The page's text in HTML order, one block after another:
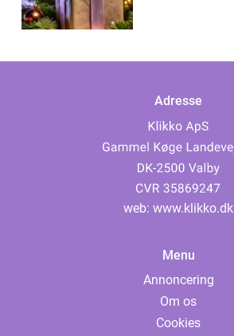
Adresse
web: www.klikko.dk
Menu
Annoncering
Om os
Cookies